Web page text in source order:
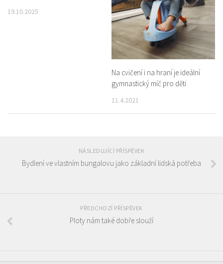
19.10.2025
Na cvičení i na hraní je ideální
gymnastický míč pro děti
11.4.2021
NÁSLEDUJÍCÍ PŘÍSPĚVEK
Bydlení ve vlastním bungalovu jako základní lidská potřeba
PŘEDCHOZÍ PŘÍSPĚVEK
Ploty nám také dobře slouží